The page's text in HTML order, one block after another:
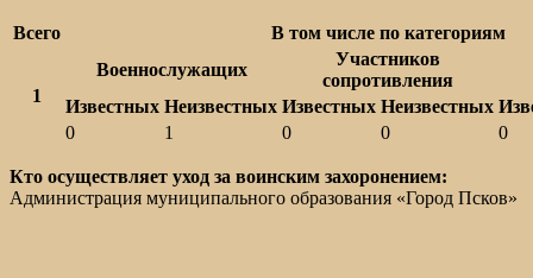
Всего В том числе по категориям
1
Военнослужащих
Участников
сопротивления
Известных Неизвестных Известных Неизвестных
0
1 0 0 0
Кто осуществляет уход за воинским захоронением:
Администрация муниципального образования «Город Псков»